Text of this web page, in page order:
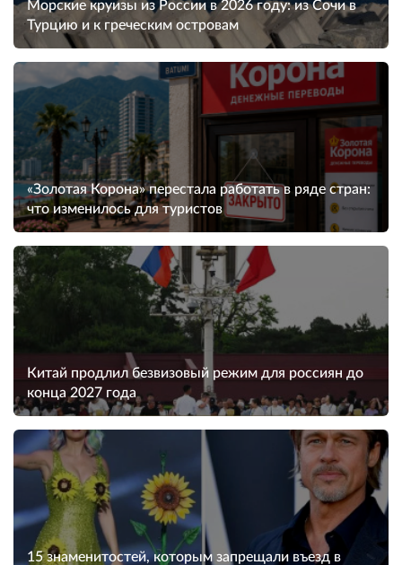
Морские круизы из России в 2026 году: из Сочи в
Турцию и к греческим островам
«Золотая Корона» перестала работать в ряде стран:
что изменилось для туристов
Китай продлил безвизовый режим для россиян до
конца 2027 года
15 знаменитостей, которым запрещали въезд в